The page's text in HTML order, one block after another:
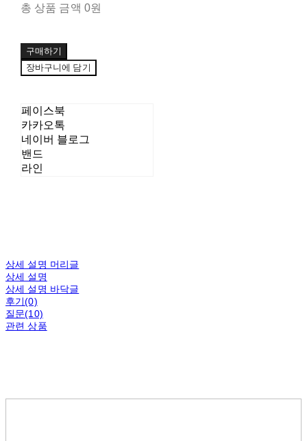
총 상품 금액 0원
구매하기
장바구니에 담기
페이스북
카카오톡
네이버 블로그
밴드
라인
상세 설명 머리글
상세 설명
상세 설명 바닥글
후기(0)
질문(10)
관련 상품